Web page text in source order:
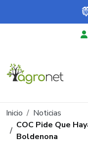
Pasar al contenido
Ruta de
Inicio
Noticias
COC Pide Que
Boldenona